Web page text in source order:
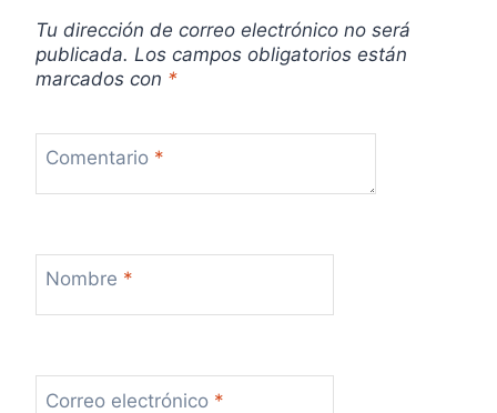
Tu dirección de correo electrónico no será
publicada. Los campos obligatorios están
marcados con *
Comentario *
Nombre *
Correo electrónico *